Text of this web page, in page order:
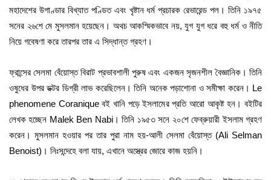
মহাদেশের উগাণ্ডার বিখ্যাত পণ্ডিত এবং খৃষ্টান ধর্ম প্রচারক রেভারেন্ড পল। তিনি ১৯৭৫
সনের ২৬শে মে মুসলমান হয়েছেন। অথচ আকস্মিকভাবে নয়, যুগ যুগ ধরে বহু ধর্ম ও নীতি
নিয়ে গবেষণা করে তারপর তার এ সিদ্ধান্ত গ্রহণ।
ফ্রান্সের সেলমা বেঁয়োস্ত বিরাট প্রভাবশালী পুরুষ এবং একজন সৃজনশীল বৈজ্ঞানিক। তিনি
ওষুধের উপর ডক্টর ডিগ্রী লাভ করেছিলেন। তিনি অনেক পড়াশোনা ও সমীক্ষা করেন। Le
phenomene Coranique বই খানি পড়ে ইসলামের প্রতি আরো আকৃষ্ট হন। বইটির
লেখক হচ্ছেন Malek Ben Nabi। তিনি ১৯৫৩ সনে ২০শে ফেব্রুয়ারী ইসলাম গ্রহণ
করেন। মুসলমান হওয়ার পর তার পুরা নাম হয়-আলী সেলমা বেঁয়োস্ত (Ali Selman
Benoist)। নিঃসন্দেহে বলা যায়, এখানে অস্ত্রের জোরে কাজ হয়নি।